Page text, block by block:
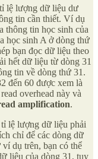
lệ lượng dữ liệu dư
tin cần thiết. Ví dụ
thông tin học sinh của
học sinh A ở dòng thứ
bạn đọc dữ liệu theo
hết dữ liệu từ dòng 31
tin về dòng thứ 31.
đến 60 được xem là
overhead này và
amplification.
lệ lượng dữ liệu phải
chỉ để các dòng dữ
dụ trên, bạn có thể
liệu của dòng 31, tuy